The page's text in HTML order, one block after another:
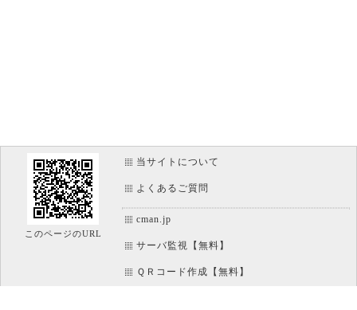
このページのURL
当サイトについて
よくあるご質問
cman.jp
サーバ監視【無料】
ＱＲコード作成【無料】